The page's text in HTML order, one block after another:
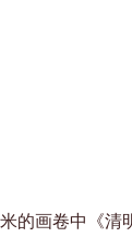
的画卷中《清